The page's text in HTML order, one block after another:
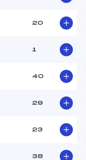
20
1
40
29
23
38